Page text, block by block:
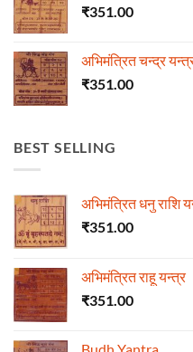
₹351.00
अभिमंत्रित चन्द्र
₹351.00
BEST SELLING
अभिमंत्रित धनु राशि
₹351.00
अभिमंत्रित राहू यन्त्र
₹351.00